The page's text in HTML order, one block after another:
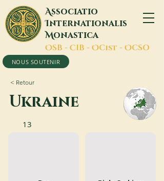
Associatio
Internationalis
Monastica
OSB - CIB - OCist - OCSO
NOUS SOUTENIR
< Retour
Ukraine
13